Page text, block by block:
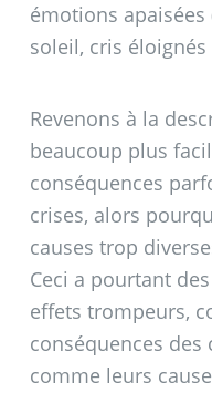
émotions
soleil, cris éloignés
Revenons à la
beaucoup plus
conséquences
crises, alors
causes trop
Ceci a pourtant
effets trompeurs,
conséquences
comme leurs